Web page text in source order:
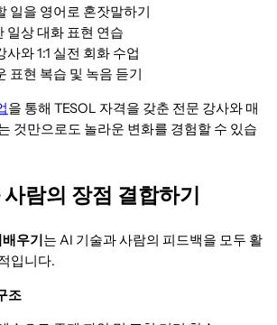
일을 영어로 혼잣말하기
일상 대화 표현 연습
사와 1:1 실전 회화 수업
표현 복습 및 녹음 듣기
을 통해 TESOL 자격을 갖춘 전문 강사와 매
것만으로도 놀라운 변화를 경험할 수 있습
람의 장점 결합하기
우기는 AI 기술과 사람의 피드백을 모두 활
입니다.
조